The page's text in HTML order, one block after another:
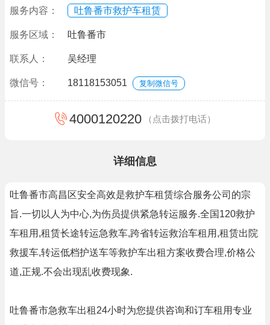
服务内容： 吐鲁番市救护车租赁
服务区域： 吐鲁番市
联系人： 吴经理
微信号： 18118153051 复制微信号
4000120220 （点击拨打电话）
详细信息
吐鲁番市高昌区安全高效是救护车租赁综合服务公司的宗
旨.一切以人为中心,为伤员提供紧急转运服务.全国120救护
车租用,租赁长途转运急救车,跨省转运救治车租用,租赁出院
救援车,转运低档护送车等救护车出租方案收费合理,价格公
道,正规.不会出现乱收费现象.
吐鲁番市急救车出租24小时为您提供咨询和订车租用专业